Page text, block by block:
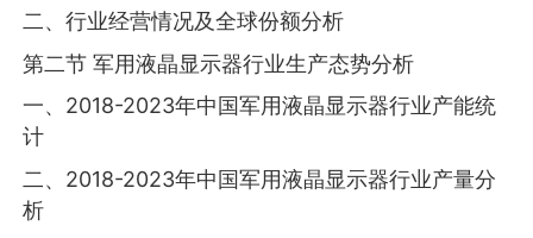
二、行业经营情况及全球份额分析
第二节 军用液晶显示器行业生产态势分析
一、2018-2023年中国军用液晶显示器行业产能统
计
二、2018-2023年中国军用液晶显示器行业产量分
析